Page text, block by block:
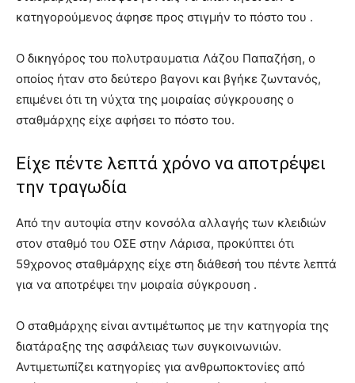
κατηγορούμενος άφησε προς στιγμήν το πόστο του .
Ο δικηγόρος του πολυτραυματια Λάζου Παπαζήση, ο
οποίος ήταν στο δεύτερο βαγονι και βγήκε ζωντανός,
επιμένει ότι τη νύχτα της μοιραίας σύγκρουσης ο
σταθμάρχης είχε αφήσει το πόστο του.
Είχε πέντε λεπτά χρόνο να αποτρέψει
την τραγωδία
Από την αυτοψία στην κονσόλα αλλαγής των κλειδιών
στον σταθμό του ΟΣΕ στην Λάρισα, προκύπτει ότι
59χρονος σταθμάρχης είχε στη διάθεσή του πέντε λεπτά
για να αποτρέψει την μοιραία σύγκρουση .
Ο σταθμάρχης είναι αντιμέτωπος με την κατηγορία της
διατάραξης της ασφάλειας των συγκοινωνιών.
Αντιμετωπίζει κατηγορίες για ανθρωποκτονίες από